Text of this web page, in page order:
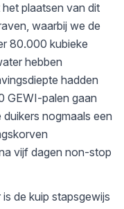
plaatsen van dit
waarbij we de
80.000 kubieke
hebben
hadden
GEWI-palen gaan
nogmaals een
vijf dagen non-stop
de kuip stapsgewijs